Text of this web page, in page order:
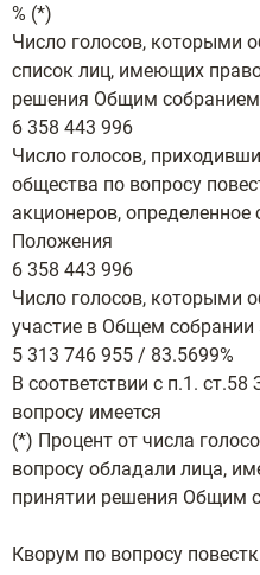
% (*)
Число голосов, которыми
список лиц, имеющих
решения Общим
6 358 443 996
Число голосов,
общества по вопросу
акционеров, определенное
Положения
6 358 443 996
Число голосов, которыми
участие в Общем собрании
5 313 746 955 / 83.5699%
В соответствии с п.1.
вопросу имеется
(*) Процент от числа
вопросу обладали лица,
принятии решения Общим
Кворум по вопросу